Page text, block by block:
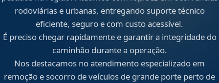
rodoviárias e urbanas, entregando suporte técnico
eficiente, seguro e com custo acessível.
É preciso chegar rapidamente e garantir a integridade do
caminhão durante a operação.
Nos destacamos no atendimento especializado em
remoção e socorro de veículos de grande porte perto de